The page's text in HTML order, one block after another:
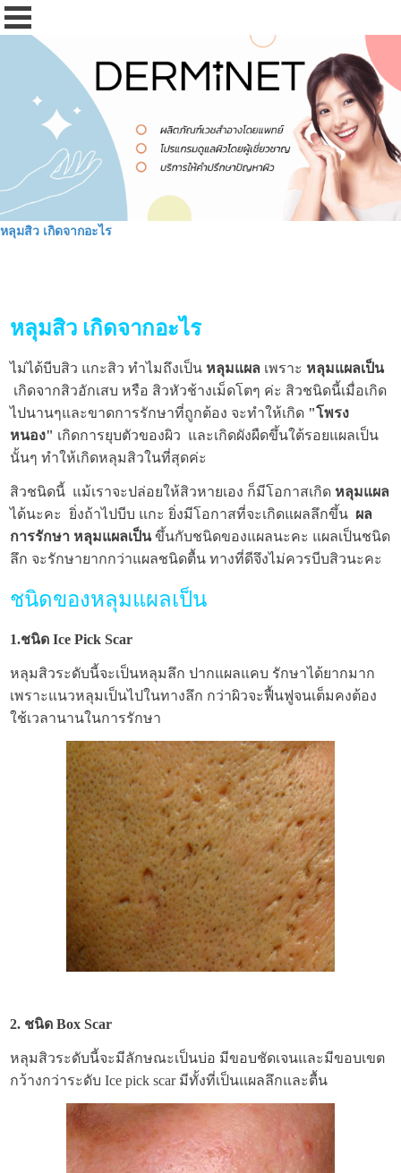
หลุมสิว เกิดจากอะไร
หลุมสิว เกิดจากอะไร
ไม่ได้บีบสิว แกะสิว ทำไมถึงเป็น หลุมแผล เพราะ หลุมแผลเป็น
เกิดจากสิวอักเสบ หรือ สิวหัวช้างเม็ดโตๆ ค่ะ สิวชนิดนี้เมื่อเกิด
ไปนานๆและขาดการรักษาที่ถูกต้อง จะทำให้เกิด "โพรง
หนอง" เกิดการยุบตัวของผิว และเกิดผังผืดขึ้นใต้รอยแผลเป็น
นั้นๆ ทำให้เกิดหลุมสิวในที่สุดค่ะ
สิวชนิดนี้ แม้เราจะปล่อยให้สิวหายเอง ก็มีโอกาสเกิด หลุมแผล
ได้นะคะ ยิ่งถ้าไปบีบ แกะ ยิ่งมีโอกาสที่จะเกิดแผลลึกขึ้น ผล
การรักษา หลุมแผลเป็นขึ้นกับชนิดของแผลนะคะ แผลเป็นชนิด
ลึก จะรักษายากกว่าแผลชนิดตื้น ทางที่ดีจึงไม่ควรบีบสิวนะคะ
ชนิดของหลุมแผลเป็น
1.ชนิด Ice Pick Scar
หลุมสิวระดับนี้จะเป็นหลุมลึก ปากแผลแคบ รักษาได้ยากมาก
เพราะแนวหลุมเป็นไปในทางลึก กว่าผิวจะฟื้นฟูจนเต็มคงต้อง
ใช้เวลานานในการรักษา
2. ชนิด Box Scar
หลุมสิวระดับนี้จะมีลักษณะเป็นบ่อ มีขอบชัดเจนและมีขอบเขต
กว้างกว่าระดับ Ice pick scar มีทั้งที่เป็นแผลลึกและตื้น